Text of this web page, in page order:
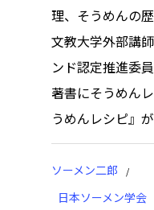
理、そうめんの
文教大学外部講
ンド認定推進委員
著書にそうめん
うめんレシピ』が
ソーメン二郎
日本ソーメン学会